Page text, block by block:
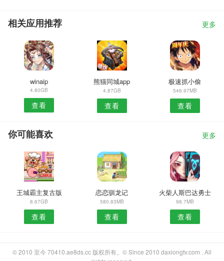
相关应用推荐 更多
winaip
4.80GB
查看
熊猫同城app
4.87GB
查看
极速抓小偷
546.97MB
查看
你可能喜欢 更多
王城霸主复古版
8.67GB
查看
恋恋驯龙记
580.83MB
查看
火柴人斯巴达勇士
98.7MB
查看
© 2010 至今 70410.ae8ds.cc 版权所有。© Since 2010 daxiongtv.com . All